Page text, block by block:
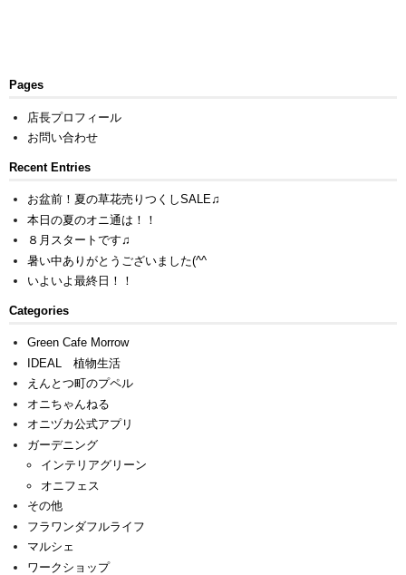
Pages
店長プロフィール
お問い合わせ
Recent Entries
お盆前！夏の草花売りつくしSALE♫
本日の夏のオニ通は！！
８月スタートです♫
暑い中ありがとうございました(^^ゞ
いよいよ最終日！！
Categories
Green Cafe Morrow
IDEAL 植物生活
えんとつ町のプペル
オニちゃんねる
オニヅカ公式アプリ
ガーデニング
インテリアグリーン
オニフェス
その他
フラワンダフルライフ
マルシェ
ワークショップ